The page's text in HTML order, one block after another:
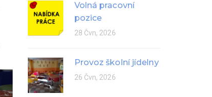
Volná pracovní
pozice
28 Čvn, 2026
Provoz školní jídelny
26 Čvn, 2026